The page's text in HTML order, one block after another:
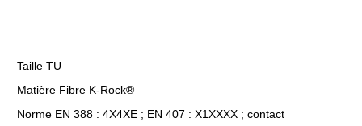
Taille TU
Matière Fibre K-Rock®
Norme EN 388 : 4X4XE ; EN 407 : X1XXXX ; contact